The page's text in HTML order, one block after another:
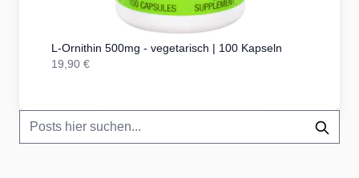
L-Ornithin 500mg - vegetarisch | 100 Kapseln
19,90 €